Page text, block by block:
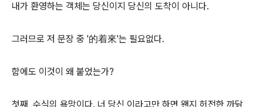
내가 환영하는 객체는 당신이지 당신의 도착이 아니다.
그러므로 저 문장 중 '的着來'는 필요없다.
함에도 이것이 왜 붙었는가?
첫째, 수식의 욕망이다. 너 당신 이라고만 하면 왠지 허전한 까닭